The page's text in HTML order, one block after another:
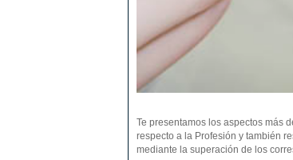
Te presentamos los aspectos más
respecto a la Profesión y también
mediante la superación de los